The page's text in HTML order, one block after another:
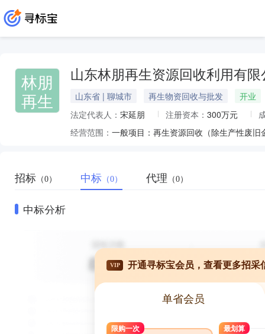
林朋
再生
山东林朋再生资源回收利用有限
山东省 | 聊城市 再生物资回收与批发
开业
法定代表人： 宋延朋 注册资本： 300万元
经营范围：
招标 （0） 中标 （0） 代理 （0）
中标分析
VIP 开通寻标宝会员，查看更多招采
单省会员
限购一次 最划算